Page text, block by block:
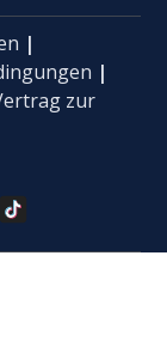
|
|
zur